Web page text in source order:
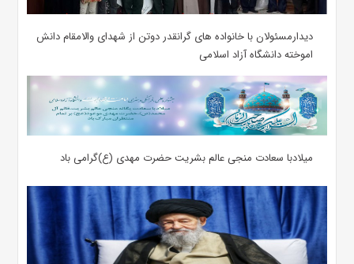
دیدارمسئولان با خانواده های گرانقدر دوتن از شهدای والامقام دانش
اموخته دانشگاه آزاد اسلامی
میلادبا سعادت منجی عالم بشریت حضرت مهدی (ع)گرامی باد